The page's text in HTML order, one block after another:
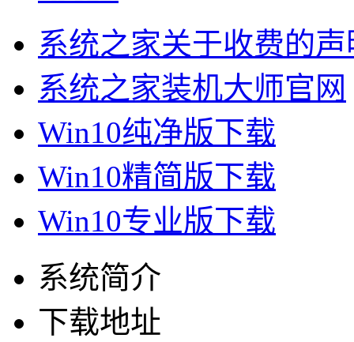
系统之家关于收费的声
系统之家装机大师官网
Win10纯净版下载
Win10精简版下载
Win10专业版下载
系统简介
下载地址